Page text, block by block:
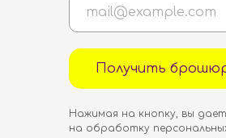
Получить
Нажимая на кнопку, вы
на обработку
Ψ-Ликбез
Т-игры
MIRSVETA